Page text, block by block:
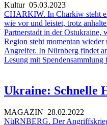
Kultur05.03.2023
CHARKIW. In Charkiw steht
wie vor und leistet, trotz
Partnerstadt in der
Region steht momentan wieder
Angreifer. In Nürnberg findet
Lesung mit
Ukraine: Schnelle
MAGAZIN 28.02.2022
NüRNBERG. Der